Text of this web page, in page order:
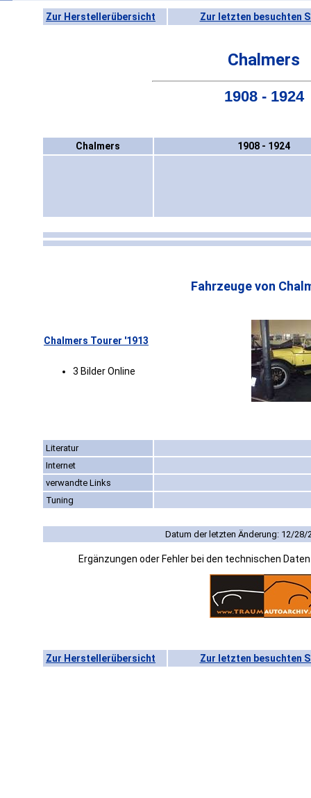
Zur Herstellerübersicht Zur letzten besuchten
Chalmers
1908 - 1924
Chalmers 1908 - 1924
Fahrzeuge von
Chalmers Tourer '1913
3 Bilder Online
Literatur
Internet
verwandte Links
Tuning
Datum der letzten Änderung: 12/28/
Ergänzungen oder Fehler bei den technischen
Zur Herstellerübersicht Zur letzten besuchten